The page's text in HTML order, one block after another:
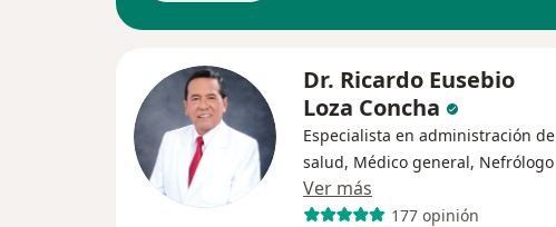
Dr. Ricardo Eusebio
Loza Concha
Especialista en administración de
salud, Médico general, Nefrólogo
Ver más
177 opinión